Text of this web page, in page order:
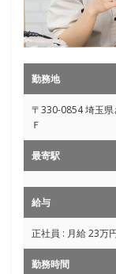
勤務地
〒330-0854 埼玉
Ｆ
最寄駅
給与
正社員 : 月給 23万
勤務時間